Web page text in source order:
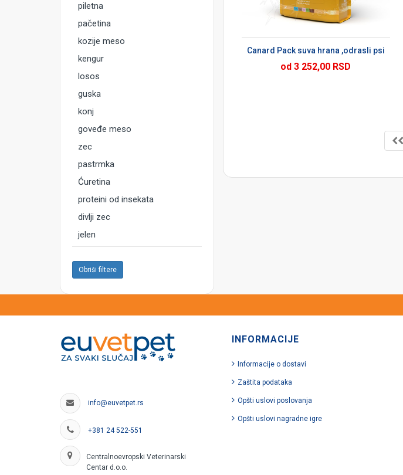
piletna
pačetina
kozije meso
kengur
losos
guska
konj
goveđe meso
zec
pastrmka
Ćuretina
proteini od insekata
divlji zec
jelen
Obriši filtere
Canard Pack suva hrana ,odrasli psi
od 3 252,00 RSD
DODAJ U KORPU
info@euvetpet.rs
+381 24 522-551
Centralnoevropski Veterinarski
Centar d.o.o.
INFORMACIJE
Informacije o dostavi
Zaštita podataka
Opšti uslovi poslovanja
Opšti uslovi nagradne igre